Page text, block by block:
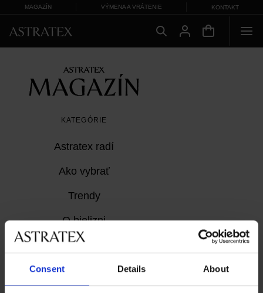
Consent Details About
MAGAZÍN VÝMENA A VRÁTENIE KONTAKT
KATEGÓRIE
Astratex radí
Ako vybrať
Trendy
O bielizni
Z Astratexu